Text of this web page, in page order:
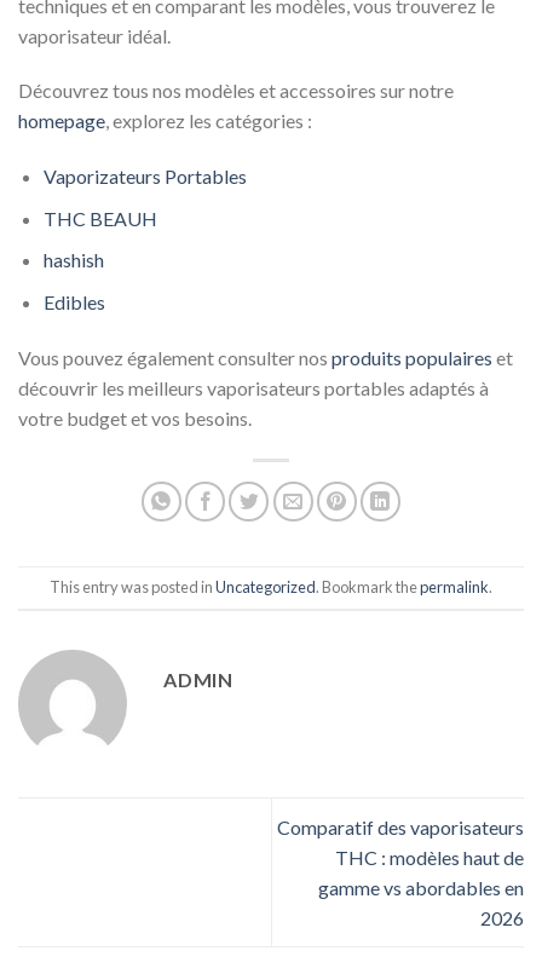
techniques et en comparant les modèles, vous trouverez le
vaporisateur idéal.
Découvrez tous nos modèles et accessoires sur notre
homepage, explorez les catégories :
Vaporizateurs Portables
THC BEAUH
hashish
Edibles
Vous pouvez également consulter nos produits populaires et
découvrir les meilleurs vaporisateurs portables adaptés à
votre budget et vos besoins.
This entry was posted inUncategorized. Bookmark thepermalink.
ADMIN
Comparatif des vaporisateurs
THC : modèles haut de
gamme vs abordables en
2026